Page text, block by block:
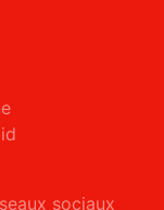
sociaux